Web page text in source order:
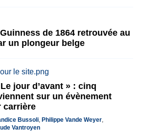
de 1864 retrouvée au
un plongeur belge
jour d’avant » : cinq
sur un évènement
carrière
Bussoli, Philippe Vande Weyer,
Vantroyen